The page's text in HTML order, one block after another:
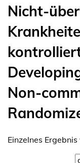
Nicht-
Non-
Einzelnes